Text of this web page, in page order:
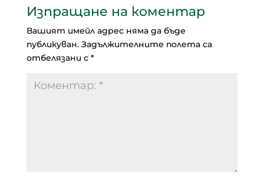
Изпращане на коментар
Вашият имейл адрес няма да бъде
публикуван. Задължителните полета са
отбелязани с *